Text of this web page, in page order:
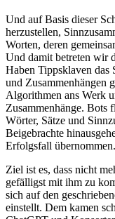
Und auf Basis dieser
herzustellen,
Worten, deren
Und damit betreten wir
Haben Tippsklaven das
und Zusammenhängen
Algorithmen ans Werk
Zusammenhänge. Bots
Wörter, Sätze und
Beigebrachte
Erfolgsfall übernommen.
Ziel ist es, dass nicht
gefälligst mit ihm zu
sich auf den
einstellt. Dem kamen